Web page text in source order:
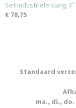
Set industriële slang
€ 78,75
Standaard
ma., di.,